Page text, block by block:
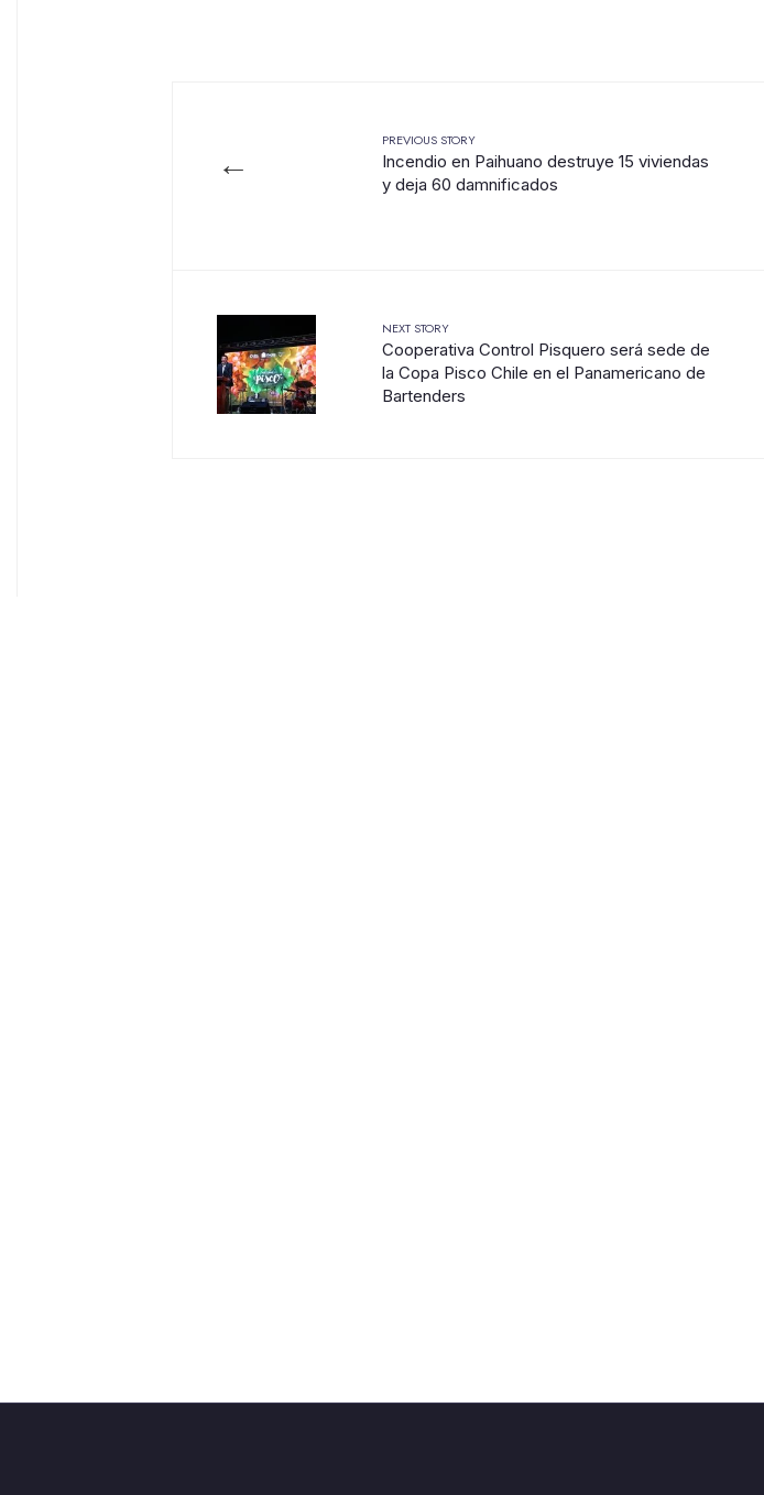
←
PREVIOUS STORY
Incendio en Paihuano destruye 15 viviendas
y deja 60 damnificados
NEXT STORY
Cooperativa Control Pisquero será sede de
la Copa Pisco Chile en el Panamericano de
Bartenders